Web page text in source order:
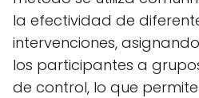
la efectividad de
intervenciones,
los participantes a
de control, lo que